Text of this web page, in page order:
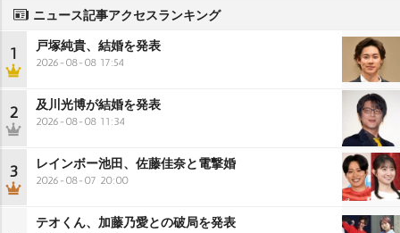
ニュース記事アクセスランキング
1 戸塚純貴、結婚を発表
2026-08-08 17:54
2 及川光博が結婚を発表
2026-08-08 11:34
3 レインボー池田、佐藤佳奈と電撃婚
2026-08-07 20:00
テオくん、加藤乃愛との破局を発表